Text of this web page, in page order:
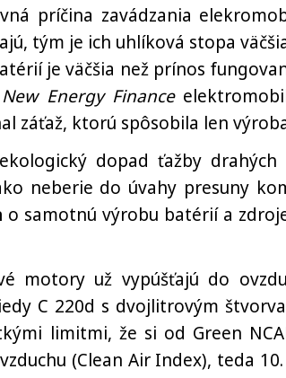
príčina zavádzania
tým je ich uhlíková stopa
je väčšia než prínos
Energy Finance
záťaž, ktorú spôsobila len
dopad ťažby
neberie do úvahy presuny
o samotnú výrobu batérií a
motory už vypúšťajú do
C 220d s dvojlitrovým
limitmi, že si od Green
(Clean Air Index), teda